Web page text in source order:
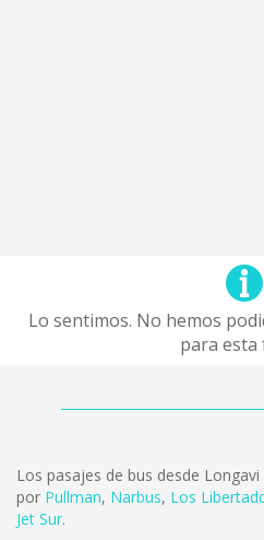
Lo sentimos. No hemos
para esta
Los pasajes de bus desde
por Pullman, Narbus, Los
Jet Sur.